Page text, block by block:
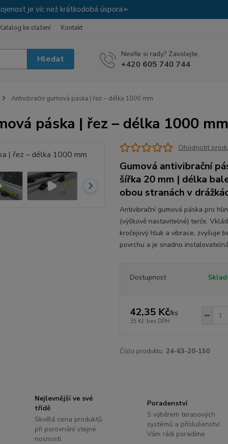
je víc než krátkodobá úspora➢
Katalog ke stažení Kontakt
Hledat Nevíte si rady? Zavolejte.
+420 605 740 744
Antivibrační gumová páska | řez – délka 1000 mm
páska | řez – délka 1000 mm
Ohodnotit
Gumová antivibrační
šířka 20 mm | délka
obou stranách v
Antivibrační gumová páska pro
(výškově nastavitelné) terče.
kročejový hluk a vibrace, zvyšuje
povrchu a je snadno
Dostupnost
42,35 Kč/ks
35 Kč bez DPH
Číslo produktu: 24-63-20-150
Nejlevnější ve své
třídě
Skvělá cena produktů
při porovnání stejné
nosnosti
Poradenství
S výběrem terasových
systémů a příslušenství
Vám rádi poradíme